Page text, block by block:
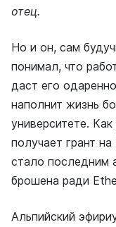
отец.
Но и он, сам
понимал, что
даст его
наполнит жизнь
университете.
получает грант
стало последним
брошена ради
Альпийский